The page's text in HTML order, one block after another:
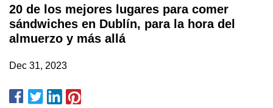
20 de los mejores lugares para comer
sándwiches en Dublín, para la hora del
almuerzo y más allá
Dec 31, 2023